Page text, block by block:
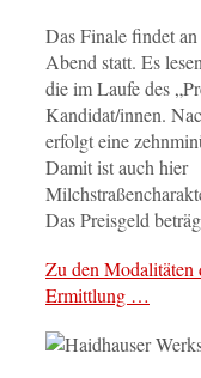
Das Finale findet
Abend statt. Es
die im Laufe des
Kandidat/innen.
erfolgt eine
Damit ist auch hier
Das Preisgeld
Zu den Modalitäten
Ermittlung …